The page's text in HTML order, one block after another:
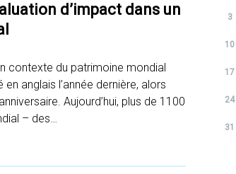
d’impact dans un
contexte du patrimoine mondial
anglais l’année dernière, alors
Aujourd’hui, plus de 1100
– des…
3
10
17
24
31